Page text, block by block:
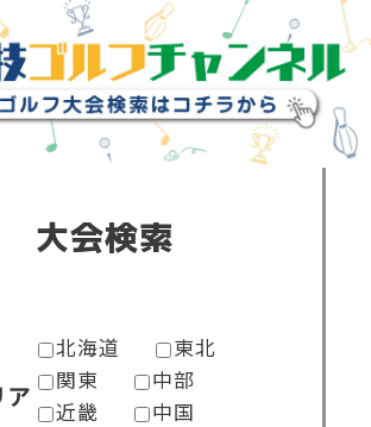
大会検索
開催エリア
北海道
東北
関東
中部
近畿
中国